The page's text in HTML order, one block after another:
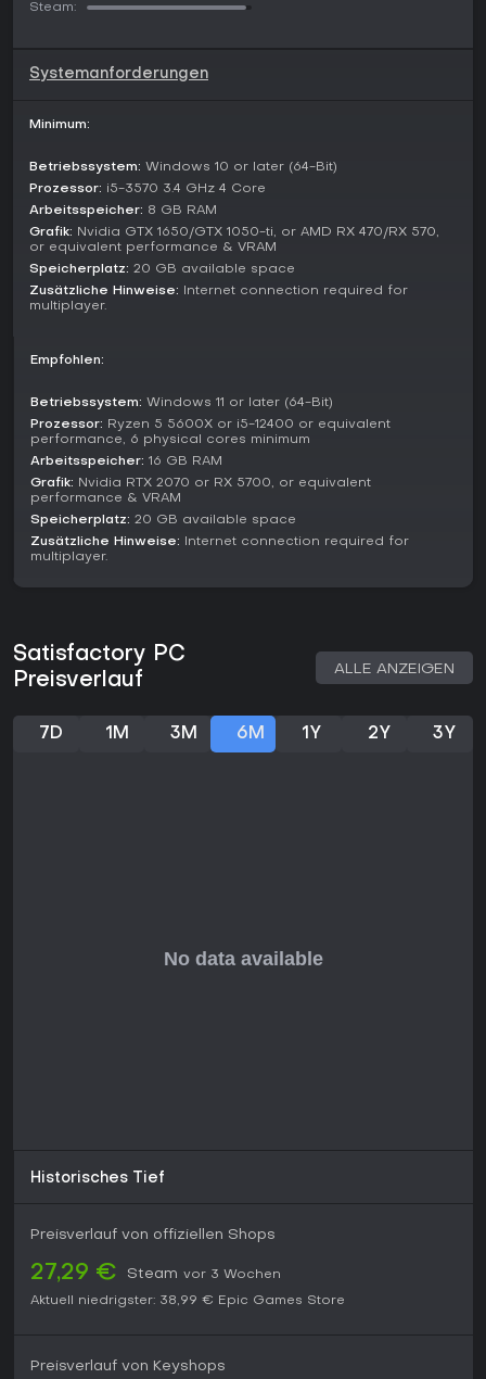
Langzeitspieler frisch zu halten.
Mit 97 % positiven Bewertungen aus 130.076 englischen
Wenn du Strategie-Sims mit Fokus auf Bauen und Optimieren
magst - vor allem im Co-op mit Freunden -, bietet es durch
kreative Freiheit und Progression langfristigen Reiz. Ständige
Updates wie Version 1.2 machen es für Neulinge und
Rückkehrer auf PC spannend.
Steam:
Systemanforderungen
Minimum:
Betriebssystem: Windows 10 or later (64-Bit)
Prozessor: i5-3570 3.4 GHz 4 Core
Arbeitsspeicher: 8 GB RAM
Grafik: Nvidia GTX 1650/GTX 1050-ti, or AMD RX 470/RX 570,
or equivalent performance & VRAM
Speicherplatz: 20 GB available space
Zusätzliche Hinweise: Internet connection required for
multiplayer.
Empfohlen:
Betriebssystem: Windows 11 or later (64-Bit)
Prozessor: Ryzen 5 5600X or i5-12400 or equivalent
performance, 6 physical cores minimum
Arbeitsspeicher: 16 GB RAM
Grafik: Nvidia RTX 2070 or RX 5700, or equivalent
performance & VRAM
Speicherplatz: 20 GB available space
Zusätzliche Hinweise: Internet connection required for
multiplayer.
Satisfactory PC
Preisverlauf
ALLE ANZEIGEN
7D 1M 3M 6M 1Y 2Y 3Y
Historisches Tief
Preisverlauf von offiziellen Shops
27,29 € Steam vor 3 Wochen
Aktuell niedrigster: 38,99 € Epic Games Store
Preisverlauf von Keyshops